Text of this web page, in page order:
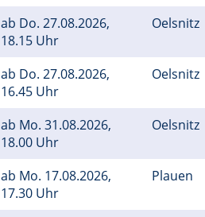
ab Do. 27.08.2026,
18.15 Uhr
Oelsnitz
ab Do. 27.08.2026,
16.45 Uhr
Oelsnitz
ab Mo. 31.08.2026,
18.00 Uhr
Oelsnitz
ab Mo. 17.08.2026,
17.30 Uhr
Plauen